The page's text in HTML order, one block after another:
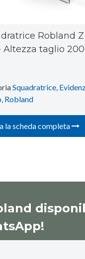
Robland Z
Altezza taglio 200
Squadratrice,
, Robland
la scheda completa